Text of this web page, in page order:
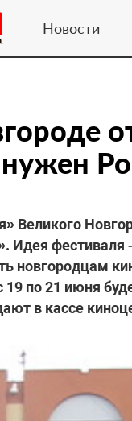
Новости
Великого
Идея фестиваля
новгородцам
по 21 июня
в кассе